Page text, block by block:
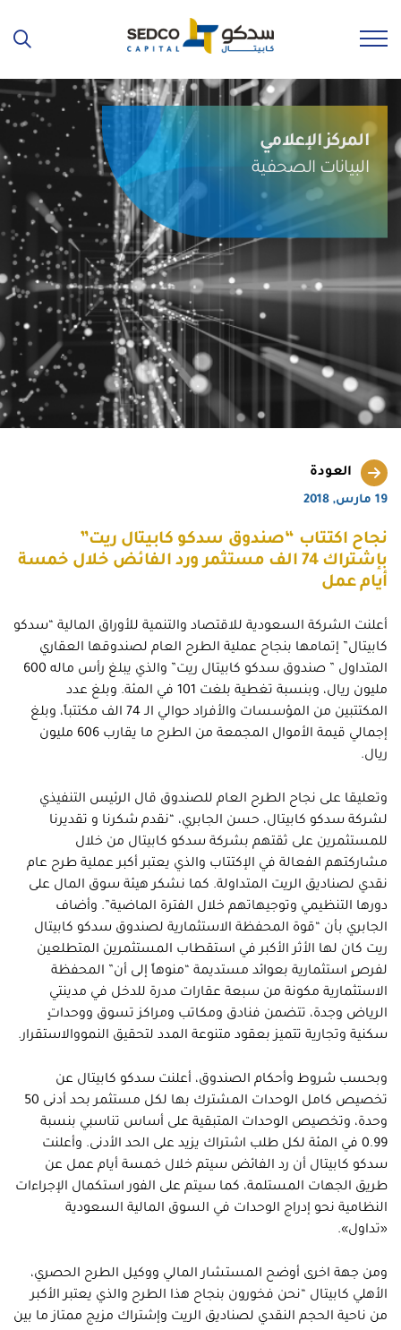
المركز الإعلامي
البيانات الصحفية
العودة
19 مارس, 2018
نجاح اكتتاب “صندوق سدكو كابيتال ريت”
بإشتراك 74 الف مستثمر ورد الفائض خلال خمسة
أيام عمل
أعلنت الشركة السعودية للاقتصاد والتنمية للأوراق المالية “سدكو
كابيتال” إتمامها بنجاح عملية الطرح العام لصندوقها العقاري
المتداول ” صندوق سدكو كابيتال ريت” والذي يبلغ رأس ماله 600
مليون ريال، وبنسبة تغطية بلغت 101 في المئة. وبلغ عدد
المكتتبين من المؤسسات والأفراد حوالي الـ 74 الف مكتتباً، وبلغ
إجمالي قيمة الأموال المجمعة من الطرح ما يقارب 606 مليون
ريال.
وتعليقا على نجاح الطرح العام للصندوق قال الرئيس التنفيذي
لشركة سدكو كابيتال، حسن الجابري، “نقدم شكرنا و تقديرنا
للمستثمرين على ثقتهم بشركة سدكو كابيتال من خلال
مشاركتهم الفعالة في الإكتتاب والذي يعتبر أكبر عملية طرح عام
نقدي لصناديق الريت المتداولة. كما نشكر هيئة سوق المال على
دورها التنظيمي وتوجيهاتهم خلال الفترة الماضية”. وأضاف
الجابري بأن “قوة المحفظة الاستثمارية لصندوق سدكو كابيتال
ريت كان لها الأثر الأكبر في استقطاب المستثمرين المتطلعين
لفرصٍ استثمارية بعوائد مستديمة “منوهاً إلى أن” المحفظة
الاستثمارية مكونة من سبعة عقارات مدرة للدخل في مدينتي
الرياض وجدة، تتضمن فنادق ومكاتب ومراكز تسوق ووحداتٍ
سكنية وتجارية تتميز بعقود متنوعة المدد لتحقيق النمووالاستقرار.
وبحسب شروط وأحكام الصندوق، أعلنت سدكو كابيتال عن
تخصيص كامل الوحدات المشترك بها لكل مستثمر بحد أدنى 50
وحدة، وتخصيص الوحدات المتبقية على أساس تناسبي بنسبة
0.99 في المئة لكل طلب اشتراك يزيد على الحد الأدنى. وأعلنت
سدكو كابيتال أن رد الفائض سيتم خلال خمسة أيام عمل عن
طريق الجهات المستلمة، كما سيتم على الفور استكمال الإجراءات
النظامية نحو إدراج الوحدات في السوق المالية السعودية
«تداول».
ومن جهة اخرى أوضح المستشار المالي ووكيل الطرح الحصري،
الأهلي كابيتال “نحن فخورون بنجاح هذا الطرح والذي يعتبر الأكبر
من ناحية الحجم النقدي لصناديق الريت وإشتراك مزيج ممتاز ما بين